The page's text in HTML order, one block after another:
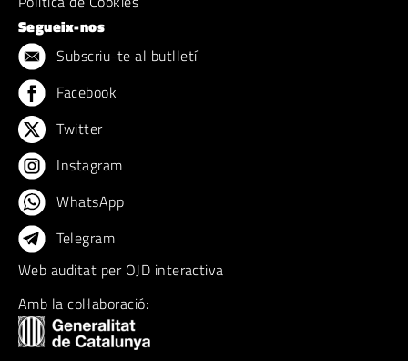
Segueix-nos
Subscriu-te al butlletí
Facebook
Twitter
Instagram
WhatsApp
Telegram
Web auditat per OJD interactiva
Amb la col·laboració: